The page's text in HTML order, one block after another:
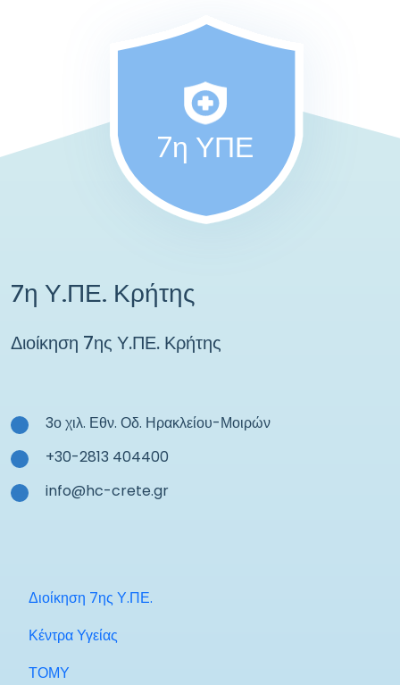
7η ΥΠΕ
7η Υ.ΠΕ. Κρήτης
Διοίκηση 7ης Υ.ΠΕ. Κρήτης
3ο χιλ. Εθν. Οδ. Ηρακλείου-Μοιρών
+30-2813 404400
info@hc-crete.gr
Διοίκηση 7ης Υ.ΠΕ.
Κέντρα Υγείας
ΤΟΜΥ